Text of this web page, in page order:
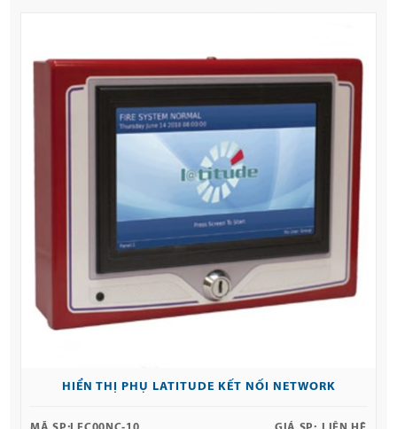
HIỂN THỊ PHỤ LATITUDE KẾT NỐI NETWORK